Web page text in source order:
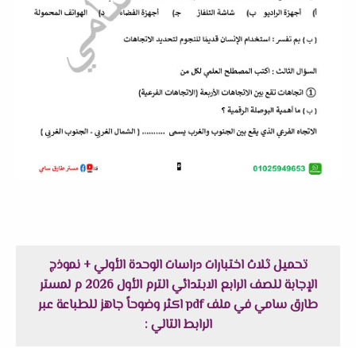
تحميل ثلاث اختبارات دراسات الوحدة الأولي + نموذج
الإجابة للصف الرابع الابتدائي الترم الأول 2026 م لمستر
طارق سامي في ملف pdf اكثر وضوحاً جاهز للطباعة عبر
الرابط التالي :